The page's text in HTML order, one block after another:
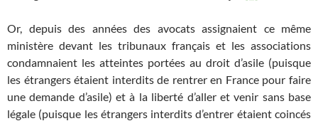
Or, depuis des années des avocats assignaient ce même
ministère devant les tribunaux français et les associations
condamnaient les atteintes portées au droit d’asile (puisque
les étrangers étaient interdits de rentrer en France pour faire
une demande d’asile) et à la liberté d’aller et venir sans base
légale (puisque les étrangers interdits d’entrer étaient coincés